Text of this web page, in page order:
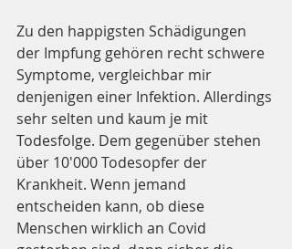
Zu den happigsten Schädigungen
der Impfung gehören recht schwere
Symptome, vergleichbar mir
denjenigen einer Infektion. Allerdings
sehr selten und kaum je mit
Todesfolge. Dem gegenüber stehen
über 10'000 Todesopfer der
Krankheit. Wenn jemand
entscheiden kann, ob diese
Menschen wirklich an Covid